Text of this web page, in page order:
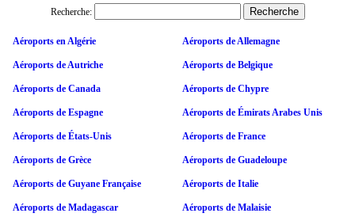
Recherche:
Aéroports en Algérie Aéroports de Allemagne
Aéroports de Autriche Aéroports de Belgique
Aéroports de Canada Aéroports de Chypre
Aéroports de Espagne Aéroports de Émirats Arabes Unis
Aéroports de États-Unis Aéroports de France
Aéroports de Grèce Aéroports de Guadeloupe
Aéroports de Guyane Française Aéroports de Italie
Aéroports de Madagascar Aéroports de Malaisie